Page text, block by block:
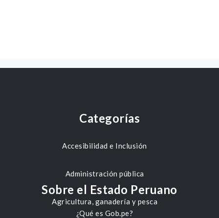
Categorías
Accesibilidad e Inclusión
Administración pública
Agricultura, ganadería y pesca
Sobre el Estado Peruano
¿Qué es Gob.pe?